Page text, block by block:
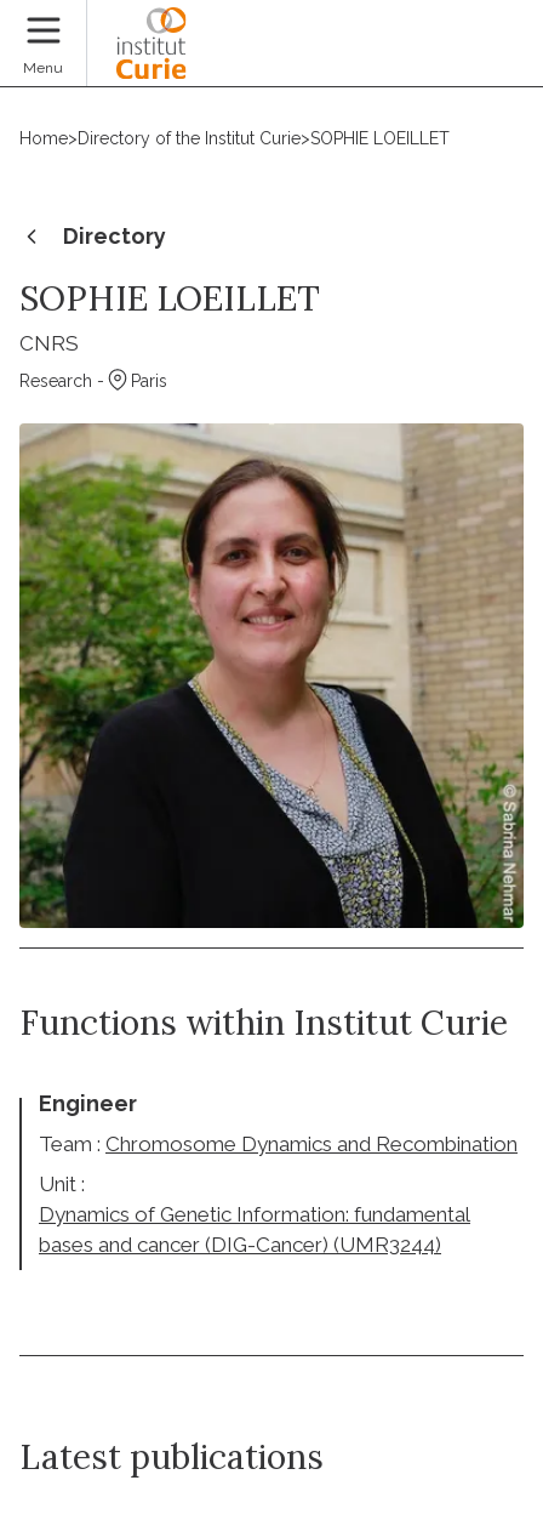
Menu
Home>Directory of the Institut Curie>SOPHIE LOEILLET
Directory
SOPHIE LOEILLET
CNRS
Research - Paris
Functions within Institut Curie
Engineer
Team : Chromosome Dynamics and Recombination
Unit :
Dynamics of Genetic Information: fundamental
bases and cancer (DIG-Cancer) (UMR3244)
Latest publications